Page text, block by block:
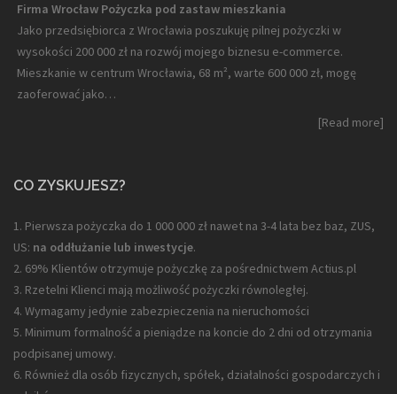
Firma Wrocław Pożyczka pod zastaw mieszkania
Jako przedsiębiorca z Wrocławia poszukuję pilnej pożyczki w
wysokości 200 000 zł na rozwój mojego biznesu e-commerce.
Mieszkanie w centrum Wrocławia, 68 m², warte 600 000 zł, mogę
zaoferować jako…
[Read more]
CO ZYSKUJESZ?
1. Pierwsza pożyczka do 1 000 000 zł nawet na 3-4 lata bez baz, ZUS,
US: na oddłużanie lub inwestycje.
2. 69% Klientów otrzymuje pożyczkę za pośrednictwem Actius.pl
3. Rzetelni Klienci mają możliwość pożyczki równoległej.
4. Wymagamy jedynie zabezpieczenia na nieruchomości
5. Minimum formalność a pieniądze na koncie do 2 dni od otrzymania
podpisanej umowy.
6. Również dla osób fizycznych, spółek, działalności gospodarczych i